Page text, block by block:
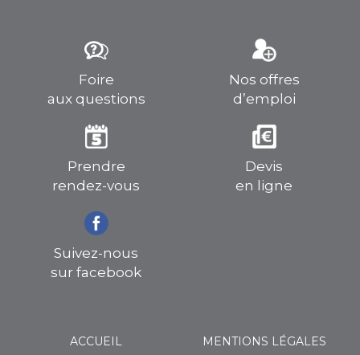
Foire
aux questions
Nos offres
d’emploi
Prendre
rendez-vous
Devis
en ligne
Suivez-nous
sur facebook
ACCUEIL MENTIONS LÉGALES